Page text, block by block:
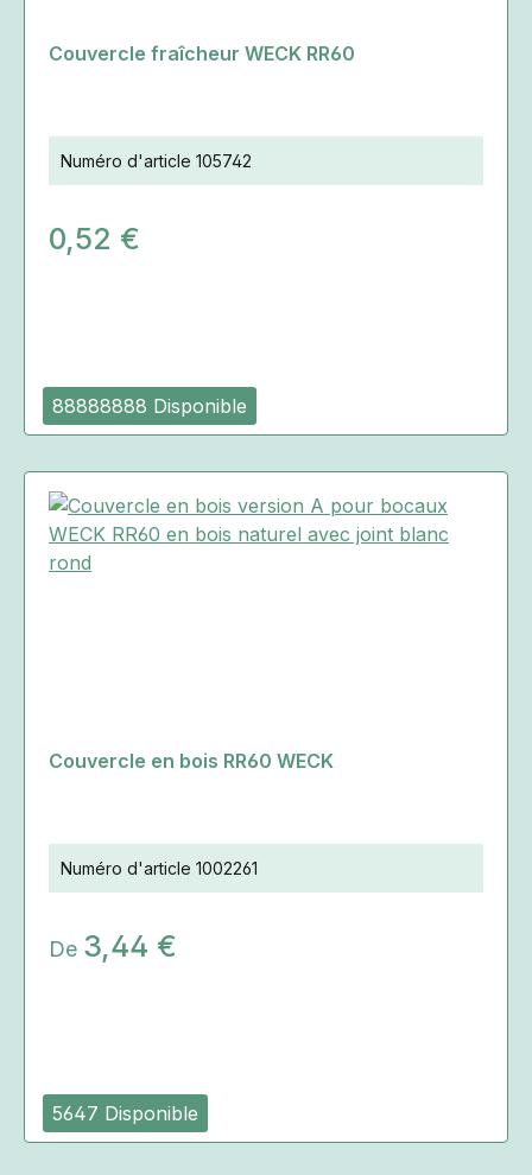
88888888 Disponible
Couvercle fraîcheur WECK RR60
Numéro d'article 105742
0,52 €
5647 Disponible
Couvercle en bois RR60 WECK
Numéro d'article 1002261
De 3,44 €